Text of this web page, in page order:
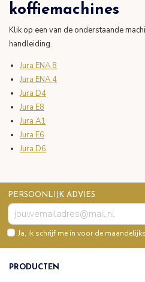
koffiemachines
Klik op een van de onderstaande
handleiding.
Jura ENA 8
Jura ENA 4
Jura D4
Jura E8
Jura A1
Jura E6
Jura D6
PERSOONLIJK ADVIES
Ja, ik schrijf me in voor de
PRODUCTEN